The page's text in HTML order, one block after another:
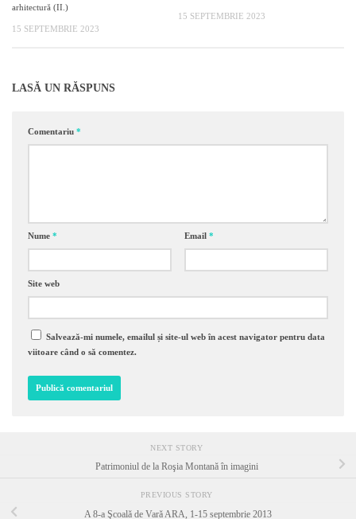
arhitectură (II.)
15 SEPTEMBRIE 2023
15 SEPTEMBRIE 2023
LASĂ UN RĂSPUNS
Comentariu *
Nume * Email *
Site web
Salvează-mi numele, emailul și site-ul web în acest navigator pentru data
viitoare când o să comentez.
NEXT STORY
Patrimoniul de la Roşia Montană în imagini
PREVIOUS STORY
A 8-a Şcoală de Vară ARA, 1-15 septembrie 2013